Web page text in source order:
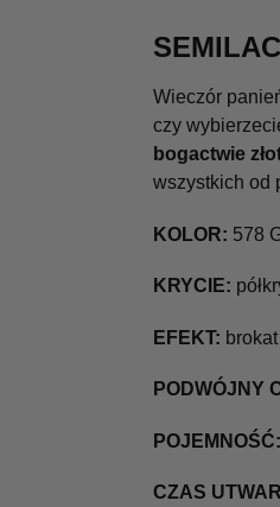
Wieczór
czy
bogactwie
wszystkich od
KOLOR: 578
KRYCIE:
EFEKT: brokat
PODWÓJNY
POJEMNOŚĆ:
CZAS